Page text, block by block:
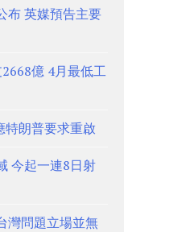
布 英媒預告主要
億 4月最低工
特朗普要求重啟
今起一連8日射
灣問題立場並無